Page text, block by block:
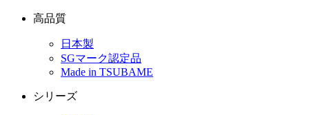
高品質
日本製
SGマーク認定品
Made in TSUBAME
シリーズ